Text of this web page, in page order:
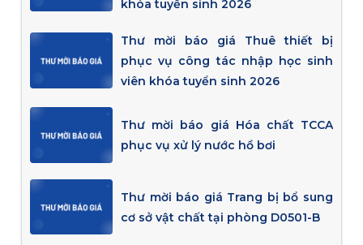
khóa tuyển sinh 2026
Thư mời báo giá Thuê thiết bị
phục vụ công tác nhập học sinh
viên khóa tuyển sinh 2026
Thư mời báo giá Hóa chất TCCA
phục vụ xử lý nước hồ bơi
Thư mời báo giá Trang bị bổ sung
cơ sở vật chất tại phòng D0501-B